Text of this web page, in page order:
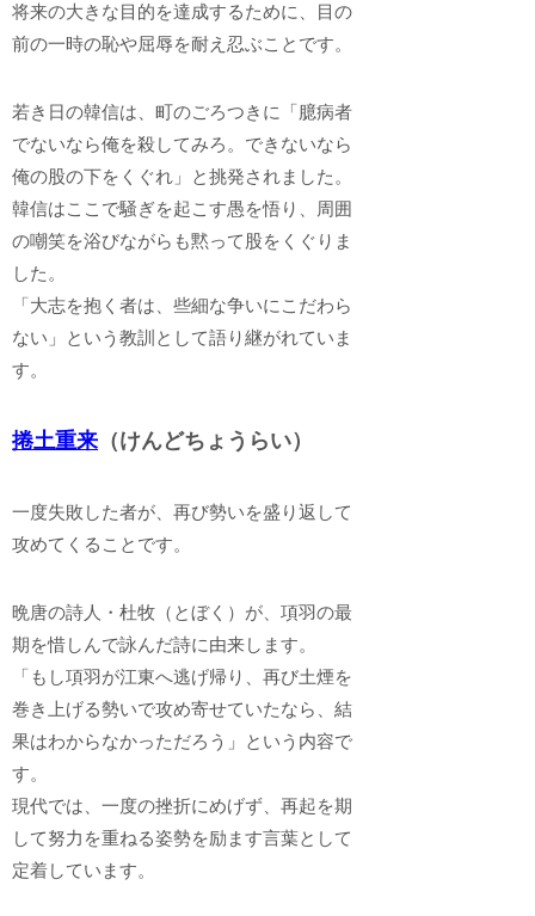
将来の大きな目的を達成するために、目の
前の一時の恥や屈辱を耐え忍ぶことです。
若き日の韓信は、町のごろつきに「臆病者
でないなら俺を殺してみろ。できないなら
俺の股の下をくぐれ」と挑発されました。
韓信はここで騒ぎを起こす愚を悟り、周囲
の嘲笑を浴びながらも黙って股をくぐりま
した。
「大志を抱く者は、些細な争いにこだわら
ない」という教訓として語り継がれていま
す。
捲土重来 （けんどちょうらい）
一度失敗した者が、再び勢いを盛り返して
攻めてくることです。
晩唐の詩人・杜牧（とぼく）が、項羽の最
期を惜しんで詠んだ詩に由来します。
「もし項羽が江東へ逃げ帰り、再び土煙を
巻き上げる勢いで攻め寄せていたなら、結
果はわからなかっただろう」という内容で
す。
現代では、一度の挫折にめげず、再起を期
して努力を重ねる姿勢を励ます言葉として
定着しています。